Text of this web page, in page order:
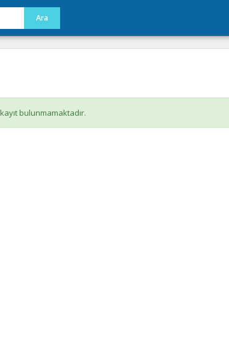
bulunmamaktadır.